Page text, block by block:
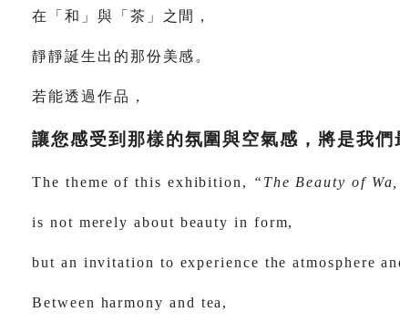
在「和」與「茶」之間，
靜靜誕生出的那份美感。
若能透過作品，
讓您感受到那樣的氛圍與空氣感，將是我們
The theme of this exhibition, “The Beauty of
is not merely about beauty in form,
but an invitation to experience the atmosphere
Between harmony and tea,